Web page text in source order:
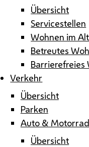
Übersicht
Servicestellen
Wohnen im
Betreutes
Barrierefreies
Verkehr
Übersicht
Parken
Auto & Motorrad
Übersicht